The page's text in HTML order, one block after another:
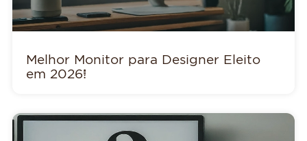
Melhor Monitor para Designer Eleito
em 2026!